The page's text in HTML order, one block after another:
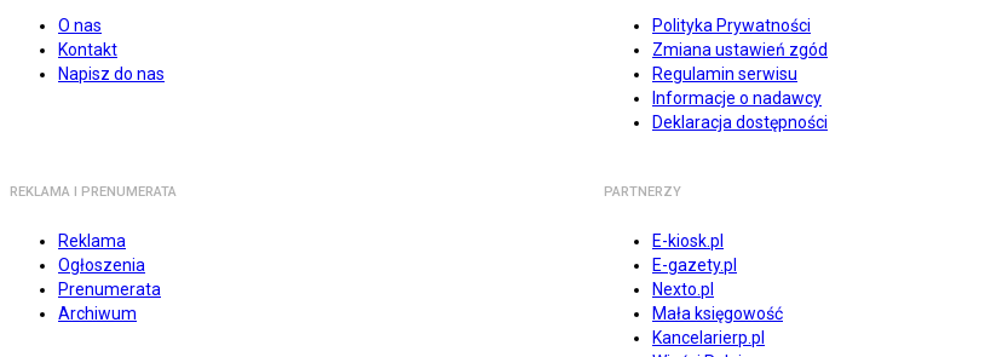
O nas
Kontakt
Napisz do nas
Polityka Prywatności
Zmiana ustawień zgód
Regulamin serwisu
Informacje o nadawcy
Deklaracja dostępności
REKLAMA I PRENUMERATA
Reklama
Ogłoszenia
Prenumerata
Archiwum
PARTNERZY
E-kiosk.pl
E-gazety.pl
Nexto.pl
Mała księgowość
Kancelarierp.pl